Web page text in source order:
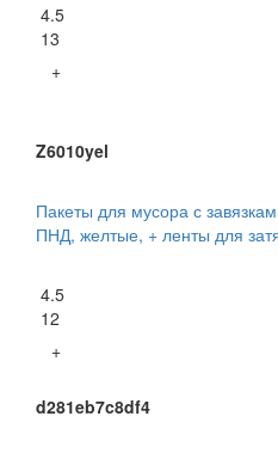
4.5
13
+
Z6010yel
Пакеты для мусора с
ПНД, желтые, + ленты для
4.5
12
+
d281eb7c8df4